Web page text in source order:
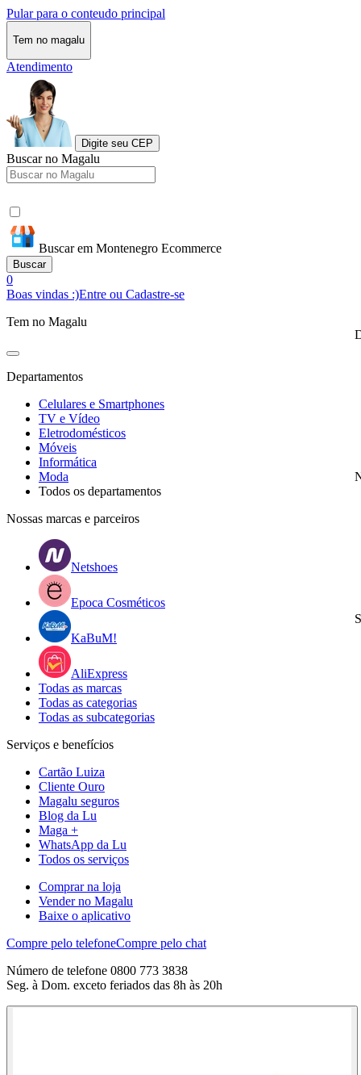
Pular para o conteudo principal
Tem no magalu
Atendimento
Digite seu CEP
Buscar no Magalu
Buscar em Montenegro Ecommerce
Buscar
0
Boas vindas :)Entre ou Cadastre-se
Tem no Magalu
Departamentos
Celulares e Smartphones
TV e Vídeo
Eletrodomésticos
Móveis
Informática
Moda
Todos os departamentos
Nossas marcas e parceiros
Netshoes
Epoca Cosméticos
KaBuM!
AliExpress
Todas as marcas
Todas as categorias
Todas as subcategorias
Serviços e benefícios
Cartão Luiza
Cliente Ouro
Magalu seguros
Blog da Lu
Maga +
WhatsApp da Lu
Todos os serviços
Comprar na loja
Vender no Magalu
Baixe o aplicativo
Compre pelo telefoneCompre pelo chat
Número de telefone 0800 773 3838
Seg. à Dom. exceto feriados das 8h às 20h